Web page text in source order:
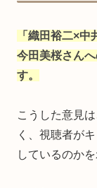
「織田裕二×中
今田美桜さん
す。
こうした意見
く、視聴者が
しているのか